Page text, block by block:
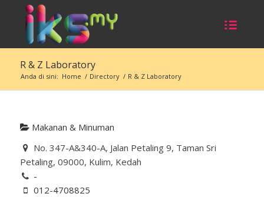
R & Z Laboratory
Anda di sini: Home / Directory / R & Z Laboratory
Makanan & Minuman
No. 347-A&340-A, Jalan Petaling 9, Taman Sri
Petaling, 09000, Kulim, Kedah
-
012-4708825